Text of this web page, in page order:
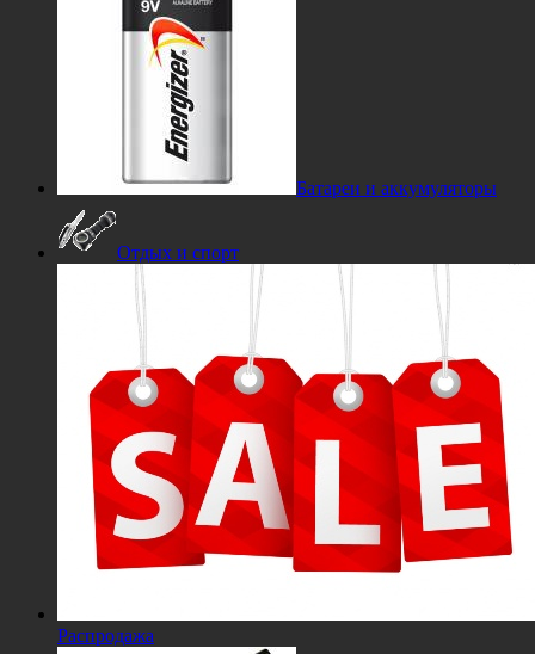
Батареи и аккумуляторы
Отдых и спорт
Распродажа